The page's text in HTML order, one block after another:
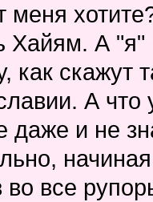
меня
Хайям. А "я"
как скажут
А что
даже и не
во все